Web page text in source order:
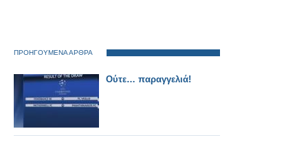
ΠΡΟΗΓΟΥΜΕΝΑ ΑΡΘΡΑ
Ούτε… παραγγελιά!